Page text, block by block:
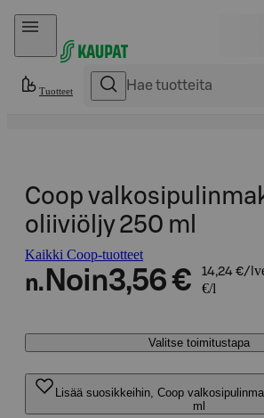
Hyppää sisältöön
Tuotteet
Coop
oliiviöljy 250 ml
Kaikki Coop-tuotteet
n. Noin3,56 € 14,24 €/l
€/l
Valitse toimitustapa
Lisää suosikkeihin, Coop
ml